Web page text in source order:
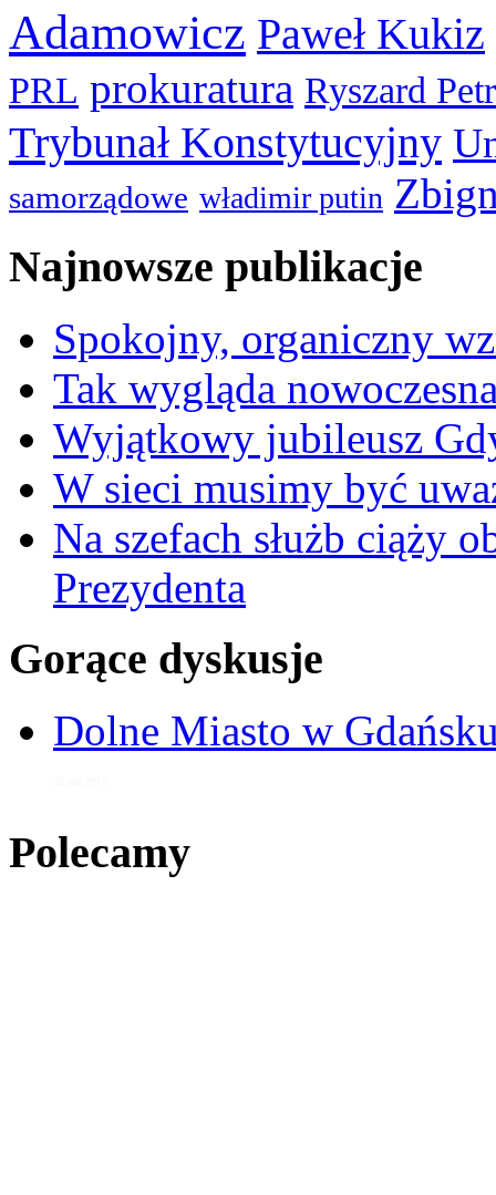
Adamowicz Paweł Kukiz
PRL prokuratura Ryszard
Trybunał Konstytucyjny
samorządowe władimir putin
Najnowsze publikacje
Spokojny, organiczny
Tak wygląda
Wyjątkowy jubileusz
W sieci musimy być
Na szefach służb ciąży
Prezydenta
Gorące dyskusje
Dolne Miasto w
Polecamy